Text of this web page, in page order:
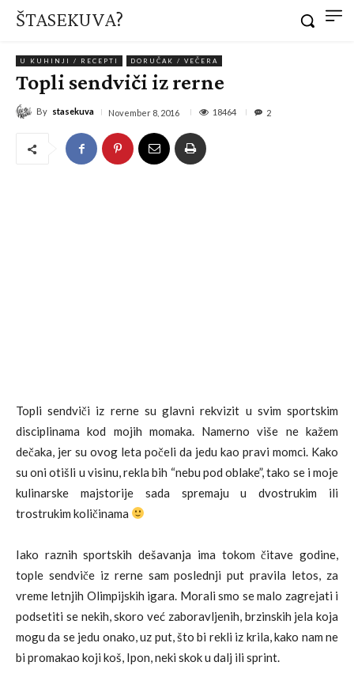
ŠTASEKUVA?
U KUHINJI / RECEPTI DORUČAK / VEČERA
Topli sendviči iz rerne
By stasekuva November 8, 2016 18464 2
Topli sendviči iz rerne su glavni rekvizit u svim sportskim
disciplinama kod mojih momaka. Namerno više ne kažem
dečaka, jer su ovog leta počeli da jedu kao pravi momci. Kako
su oni otišli u visinu, rekla bih “nebu pod oblake”, tako se i moje
kulinarske majstorije sada spremaju u dvostrukim ili
trostrukim količinama
Iako raznih sportskih dešavanja ima tokom čitave godine,
tople sendviče iz rerne sam poslednji put pravila letos, za
vreme letnjih Olimpijskih igara. Morali smo se malo zagrejati i
podsetiti se nekih, skoro već zaboravljenih, brzinskih jela koja
mogu da se jedu onako, uz put, što bi rekli iz krila, kako nam ne
bi promakao koji koš, Ipon, neki skok u dalj ili sprint.